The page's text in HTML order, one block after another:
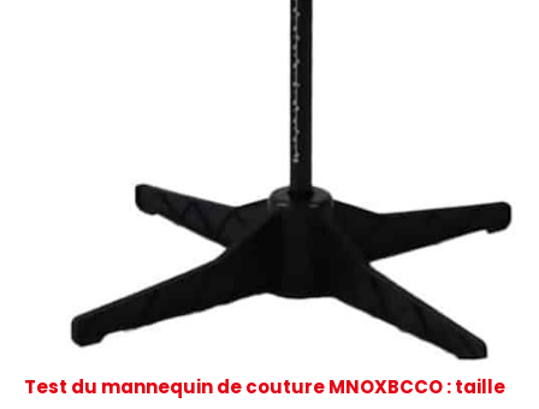
Test du mannequin de couture MNOXBCCO : taille